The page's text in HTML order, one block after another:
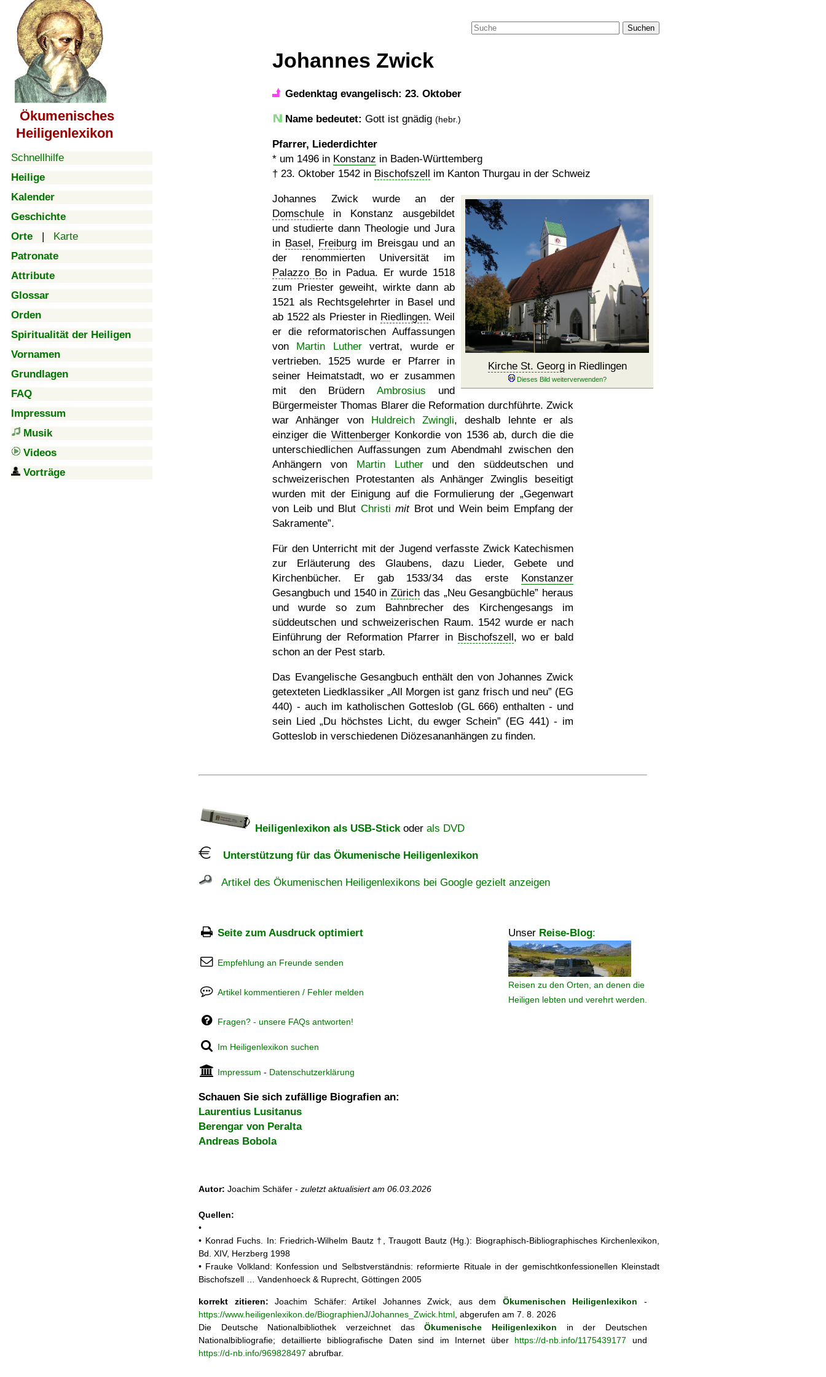
Ökumenisches
Heiligenlexikon
Schnellhilfe
Heilige
Kalender
Geschichte
Orte | Karte
Patronate
Attribute
Glossar
Orden
Spiritualität der Heiligen
Vornamen
Grundlagen
FAQ
Impressum
Musik
Videos
Vorträge
Suchen
Johannes Zwick
Gedenktag evangelisch: 23. Oktober
Name bedeutet: Gott ist gnädig (hebr.)
Pfarrer, Liederdichter
* um 1496 in Konstanz in Baden-Württemberg
† 23. Oktober 1542 in Bischofszell im Kanton Thurgau in der Schweiz
Kirche St. Georgin Riedlingen
Johannes Zwick wurde an der
Domschule in Konstanz ausgebildet
und studierte dann Theologie und Jura
in Basel, Freiburg im Breisgau und an
der renommierten Universität im
Palazzo Bo in Padua. Er wurde 1518
zum Priester geweiht, wirkte dann ab
1521 als Rechtsgelehrter in Basel und
ab 1522 als Priester in Riedlingen. Weil
er die reformatorischen Auffassungen
von Martin Luthervertrat, wurde er
vertrieben. 1525 wurde er Pfarrer in
seiner Heimatstadt, wo er zusammen
mit den Brüdern Ambrosius und
Bürgermeister Thomas Blarer die Reformation durchführte. Zwick
war Anhänger von Huldreich Zwingli, deshalb lehnte er als
einziger die WittenbergerKonkordie von 1536 ab, durch die die
unterschiedlichen Auffassungen zum Abendmahl zwischen den
Anhängern von Martin Lutherund den süddeutschen und
schweizerischen Protestanten als Anhänger Zwinglis beseitigt
wurden mit der Einigung auf die Formulierung der
Gegenwart
von Leib und Blut Christi mitBrot und Wein beim Empfang der
Sakramente .
Für den Unterricht mit der Jugend verfasste Zwick Katechismen
zur Erläuterung des Glaubens, dazu Lieder, Gebete und
Kirchenbücher. Er gab 1533/34 das erste Konstanzer
Gesangbuch und 1540 in Zürich das Neu Gesangbüchle
heraus
und wurde so zum Bahnbrecher des Kirchengesangs im
süddeutschen und schweizerischen Raum. 1542 wurde er nach
Einführung der Reformation Pfarrer in Bischofszell, wo er bald
schon an der Pest starb.
Das Evangelische Gesangbuch enthält den von Johannes Zwick
getexteten Liedklassiker All Morgen ist ganz frisch und neu
(EG
440) - auch im katholischen Gotteslob (GL 666) enthalten - und
sein Lied Du höchstes Licht, du ewger Schein
(EG 441) - im
Gotteslob in verschiedenen Diözesananhängen zu finden.
Heiligenlexikon als USB-Stickoder als DVD
Unterstützung für das Ökumenische Heiligenlexikon
Artikel des Ökumenischen Heiligenlexikons bei Google gezielt anzeigen
Seite zum Ausdruck optimiert Unser Reise-Blog:
Reisen zu den Orten, an denen die
Heiligen lebten und verehrt werden.
Empfehlung an Freunde senden
Artikel kommentieren / Fehler melden
Fragen? - unsere FAQs antworten!
Im Heiligenlexikon suchen
Impressum - Datenschutzerklärung
Schauen Sie sich zufällige Biografien an:
Laurentius Lusitanus
Berengar von Peralta
Andreas Bobola
Autor: Joachim Schäfer - zuletzt aktualisiert am 06.03.2026
Quellen:
•
• Konrad Fuchs. In: Friedrich-Wilhelm Bautz †, Traugott Bautz (Hg.): Biographisch-Bibliographisches Kirchenlexikon,
Bd. XIV, Herzberg 1998
• Frauke Volkland: Konfession und Selbstverständnis: reformierte Rituale in der gemischtkonfessionellen Kleinstadt
Bischofszell … Vandenhoeck & Ruprecht, Göttingen 2005
korrekt zitieren: Joachim Schäfer: Artikel Johannes Zwick, aus dem Ökumenischen Heiligenlexikon -
https://www.heiligenlexikon.de/BiographienJ/Johannes_Zwick.html , abgerufen am 7. 8. 2026
Die Deutsche Nationalbibliothek verzeichnet dasÖkumenische Heiligenlexikon in der Deutschen
Nationalbibliografie; detaillierte bibliografische Daten sind im Internet über https://d-nb.info/1175439177 und
https://d-nb.info/969828497 abrufbar.